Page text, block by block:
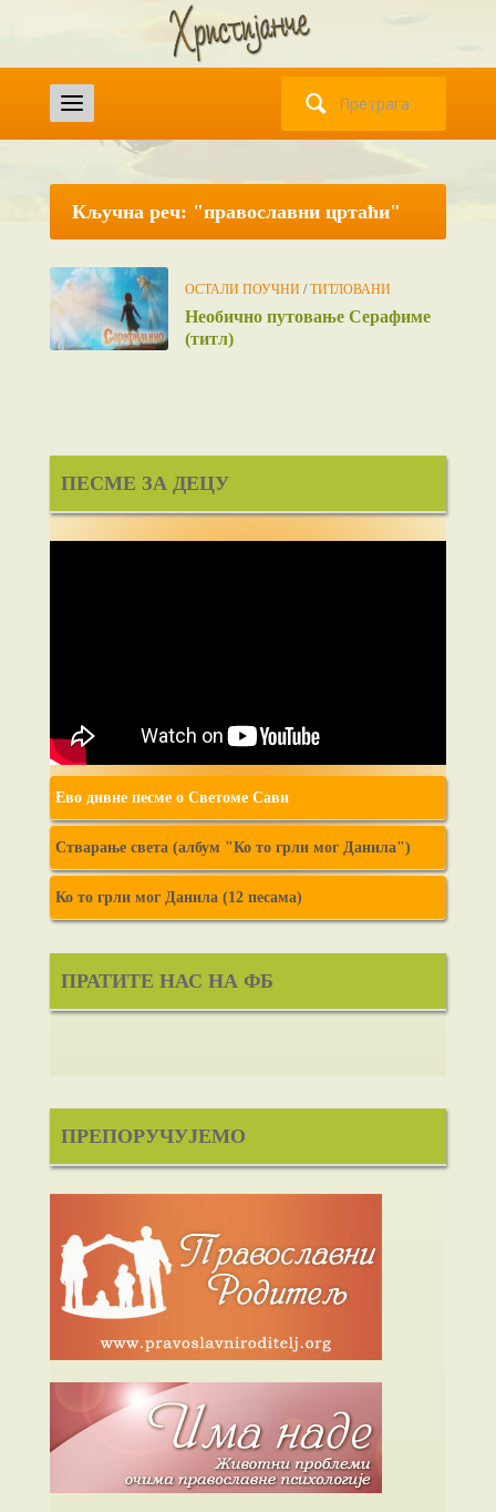
Кључна реч: "православни цртаћи"
ОСТАЛИ ПОУЧНИ /ТИТЛОВАНИ
Необично путовање Серафиме
(титл)
ПЕСМЕ ЗА ДЕЦУ
Ево дивне песме о Светоме Сави
Стварање света (албум "Ко то грли мог Данила")
Ко то грли мог Данила (12 песама)
ПРАТИТЕ НАС НА ФБ
ПРЕПОРУЧУЈЕМО